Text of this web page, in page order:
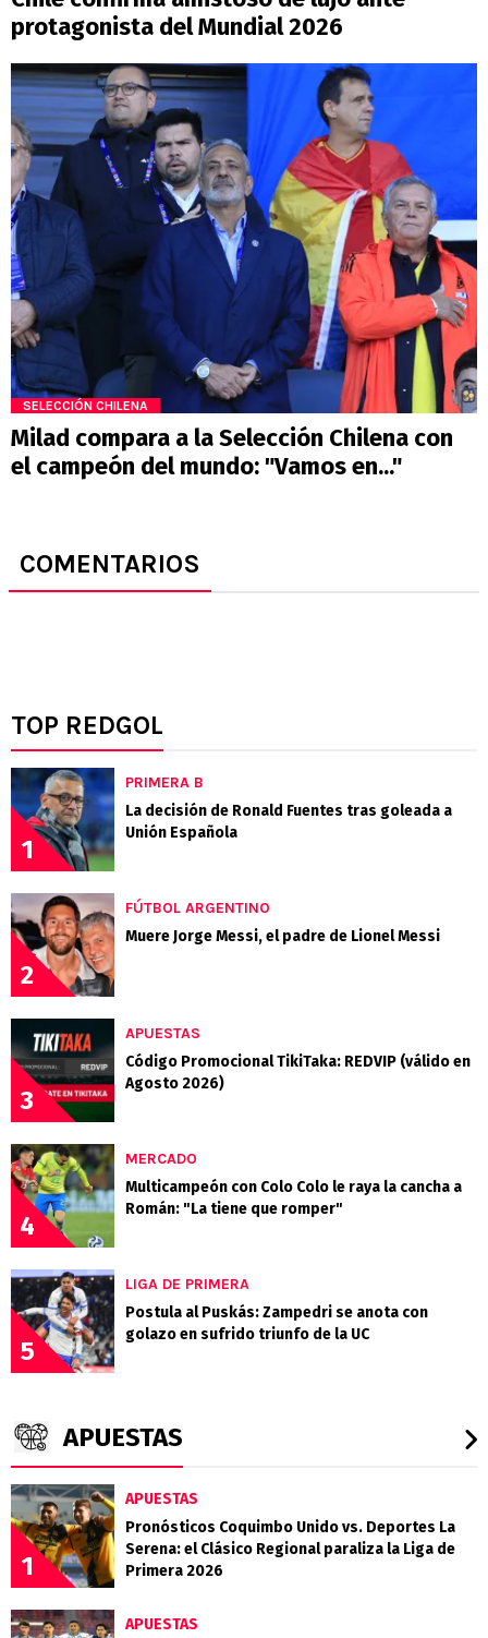
protagonista del Mundial 2026
SELECCIÓN CHILENA
Milad compara a la Selección Chilena con
el campeón del mundo: "Vamos en..."
COMENTARIOS
TOP REDGOL
1
PRIMERA B
La decisión de Ronald Fuentes tras goleada a
Unión Española
2
FÚTBOL ARGENTINO
Muere Jorge Messi, el padre de Lionel Messi
3
APUESTAS
Código Promocional TikiTaka: REDVIP (válido en
Agosto 2026)
4
MERCADO
Multicampeón con Colo Colo le raya la cancha a
Román: "La tiene que romper"
5
LIGA DE PRIMERA
Postula al Puskás: Zampedri se anota con
golazo en sufrido triunfo de la UC
APUESTAS
1
APUESTAS
Pronósticos Coquimbo Unido vs. Deportes La
Serena: el Clásico Regional paraliza la Liga de
Primera 2026
APUESTAS